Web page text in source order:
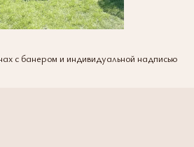
с банером и индивидуальной надписью